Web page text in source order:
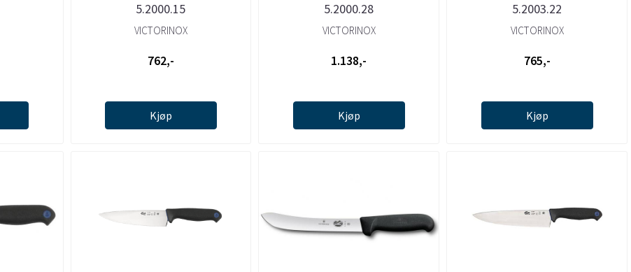
5.2000.15
VICTORINOX
762,-
Kjøp
5.2000.28
VICTORINOX
1.138,-
Kjøp
5.2003.22
VICTORINOX
765,-
Kjøp